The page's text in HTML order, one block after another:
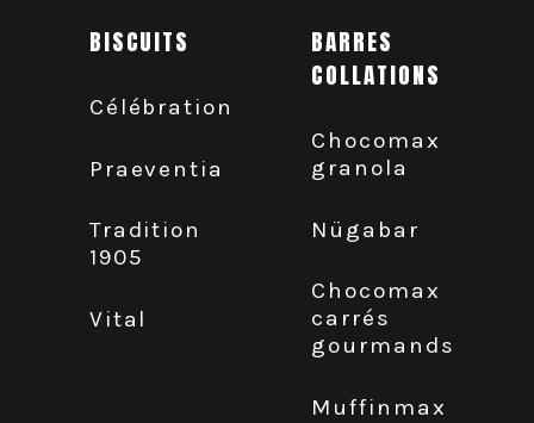
BISCUITS
Célébration
Praeventia
Tradition
1905
Vital
BARRES
COLLATIONS
Chocomax
granola
Nügabar
Chocomax
carrés
gourmands
Muffinmax